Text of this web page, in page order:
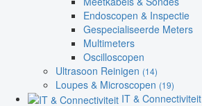
Endoscopen & Inspectie
Gespecialiseerde Meters
Multimeters
Oscilloscopen
Ultrasoon Reinigen (14)
Loupes & Microscopen (19)
IT & Connectiviteit